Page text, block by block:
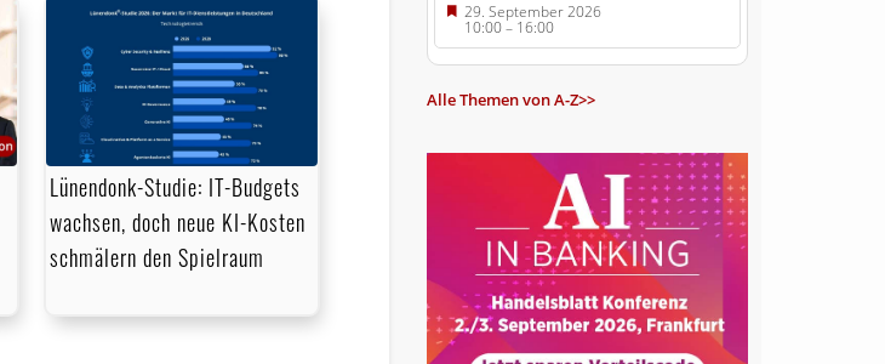
Lünendonk-Studie: IT-Budgets
wachsen, doch neue KI-Kosten
schmälern den Spielraum
29. September 2026
10:00– 16:00
Alle Themen von A-Z>>